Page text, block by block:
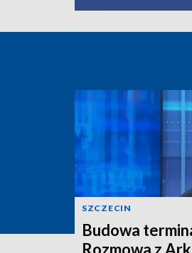
SZCZECIN
Budowa
Rozmowa z